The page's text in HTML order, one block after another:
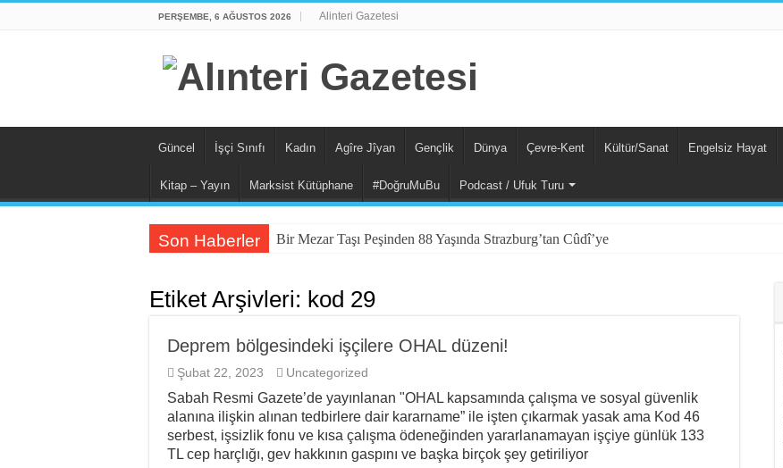
PERŞEMBE, 6 AĞUSTOS 2026 Alinteri Gazetesi
Güncel İşçi Sınıfı Kadın Agîre Jîyan Gençlik Dünya Çevre-Kent Kültür/Sanat Engelsiz Hayat
Kitap – Yayın Marksist Kütüphane #DoğruMuBu Podcast / Ufuk Turu
Son Haberler
Bir Mezar Taşı Peşinden 88 Yaşında Strazburg’tan Cûdî’ye
Stuttgart’ta Kadın Katliamı Girişimine Karşı Kadınlar
NATO Tutsakları Serbest Bırakılsın!
Sahel’den Ceuta’ya Yönelen Göç Dalgası
24. Munzur Kültür ve Doğa Festivali’nde Keyfi Gözaltılar
Avrupa’da “Tasarruf” Politikalarına Karşı Grev Dalgası Büyüyor
Etiket Arşivleri: kod 29
Deprem bölgesindeki işçilere OHAL düzeni!
Şubat 22, 2023 Uncategorized
Sabah Resmi Gazete’de yayınlanan "OHAL kapsamında çalışma ve sosyal güvenlik
alanına ilişkin alınan tedbirlere dair kararname” ile işten çıkarmak yasak ama Kod 46
serbest, işsizlik fonu ve kısa çalışma ödeneğinden yararlanamayan işçiye günlük 133
TL cep harçlığı, gev hakkının gaspını ve başka birçok şey getiriliyor